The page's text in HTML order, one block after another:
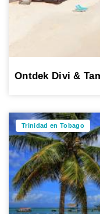
Ontdek Divi &
Trinidad en Tobago